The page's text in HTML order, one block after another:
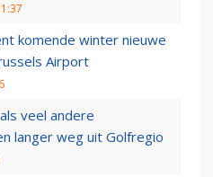
komende winter nieuwe
Airport
veel andere
langer weg uit Golfregio